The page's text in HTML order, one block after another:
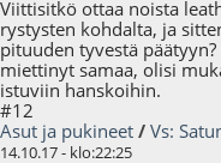
Viittisitkö ottaa noista
rystysten kohdalta, ja
pituuden tyvestä
miettinyt samaa, olisi
istuviin hanskoihin.
#12
Asut ja pukineet / Vs:
14.10.17 - klo:22:25